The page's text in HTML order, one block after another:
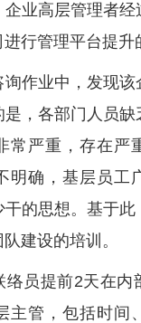
企业高层管理者
行管理平台提升
询作业中，发现该
，各部门人员缺
常严重，存在严
明确，基层员工
的思想。基于此
建设的培训。
络员提前2天在内
主管，包括时间